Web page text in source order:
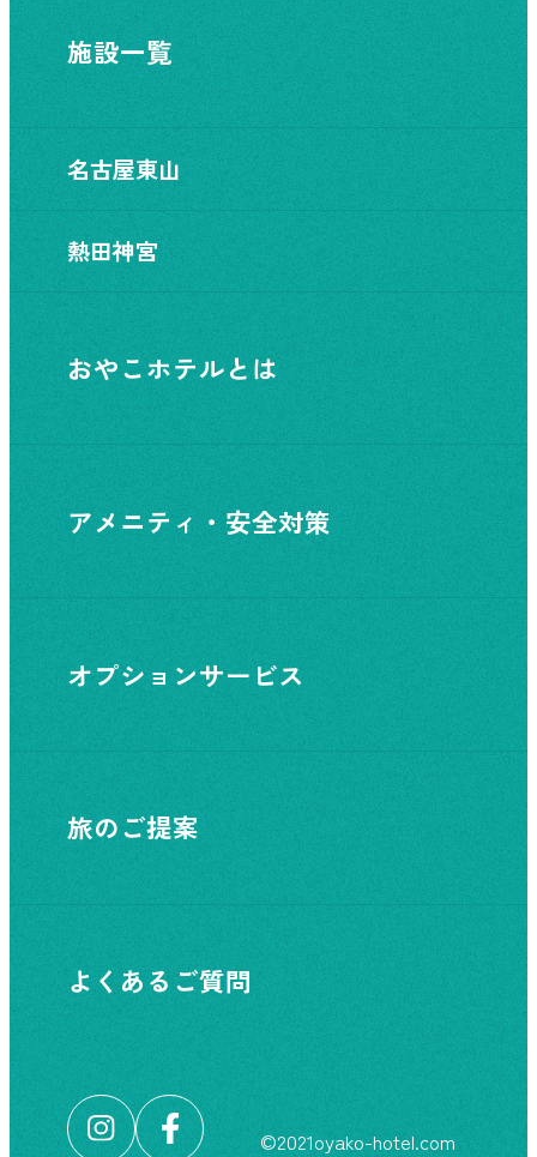
施設一覧
名古屋東山
熱田神宮
おやこホテルとは
アメニティ・安全対策
オプションサービス
旅のご提案
よくあるご質問
©︎2021oyako-hotel.com